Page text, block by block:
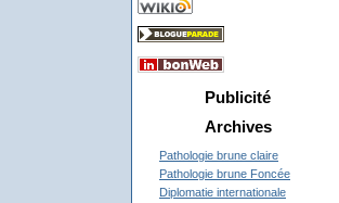
Publicité
Archives
Pathologie brune claire
Pathologie brune Foncée
Diplomatie internationale